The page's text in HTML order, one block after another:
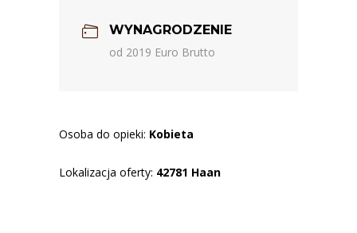
WYNAGRODZENIE
od 2019 Euro Brutto
Osoba do opieki: Kobieta
Lokalizacja oferty: 42781 Haan